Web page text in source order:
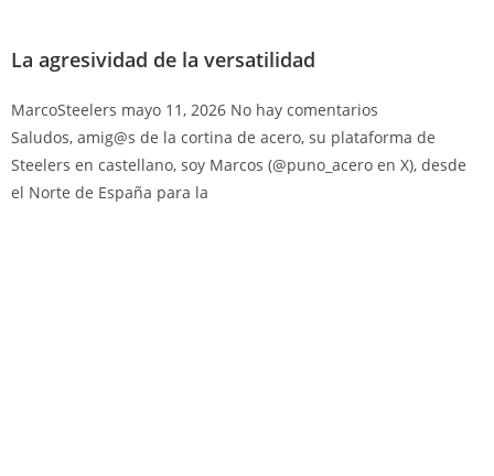
La agresividad de la versatilidad
MarcoSteelers mayo 11, 2026 No hay comentarios
Saludos, amig@s de la cortina de acero, su plataforma de
Steelers en castellano, soy Marcos (@puno_acero en X), desde
el Norte de España para la